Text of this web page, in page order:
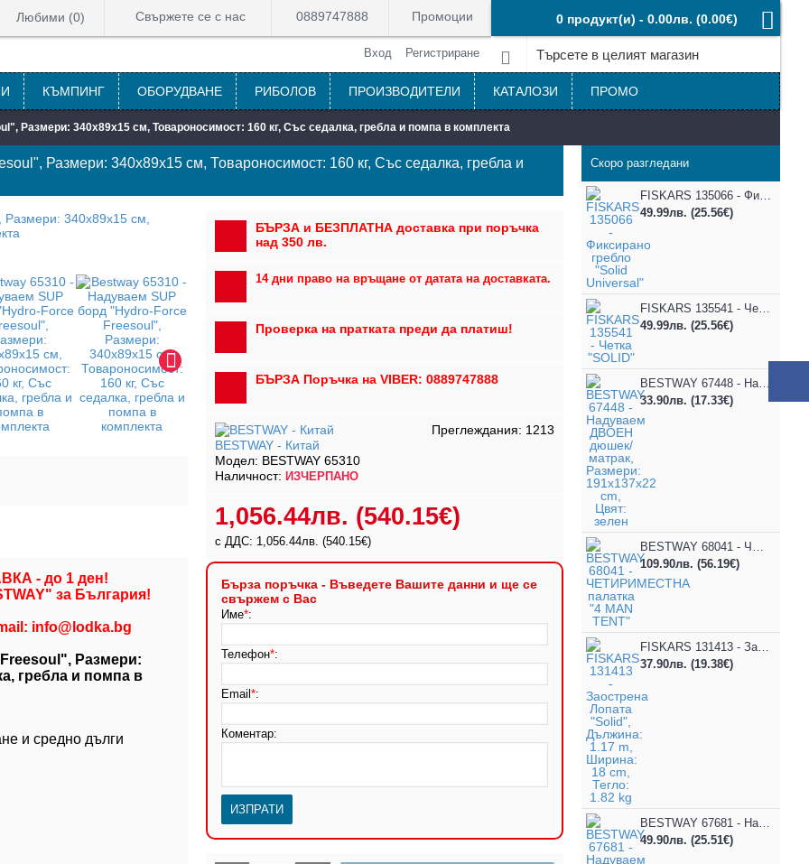
Любими (0) Свържете се с нас 0889747888 Промоции 0 продукт(и) - 0.00лв. (0.00€)
Вход Регистриране
КЪМПИНГ ОБОРУДВАНЕ РИБОЛОВ ПРОИЗВОДИТЕЛИ КАТАЛОЗИ ПРОМО
Размери: 340x89x15 см, Товароносимост: 160 кг, Със седалка, гребла и помпа в комплекта
Скоро разгледани
FISKARS 135066 - Фиксирано гребло "Solid Universal"
49.99лв. (25.56€)
FISKARS 135541 - Четка "SOLID"
49.99лв. (25.56€)
BESTWAY 67448 - Надуваем ДВОЕН дюшек/матрак, Размери: 191x137x22 cm, Цвят: зелен
33.90лв. (17.33€)
BESTWAY 68041 - ЧЕТИРИМЕСТНА палатка "4 MAN TENT"
109.90лв. (56.19€)
FISKARS 131413 - Заострена Лопата "Solid", Дължина: 1.17 m, Ширина: 18 cm, Тегло: 1.82 kg
37.90лв. (19.38€)
BESTWAY 67681 - Надуваем ДВОЕН дюшек/матрак "Blue Unisex", Размери: 191x137x30 cm, Цвят: син
49.90лв. (25.51€)
Размери: 340x89x15 см, Товароносимост: 160 кг, Със седалка, гребла и
- до 1 ден!
за България!
info@lodka.bg
Размери:
гребла и помпа в
и средно дълги
БЪРЗА и БЕЗПЛАТНА доставка при поръчка
над 350 лв.
14 дни право на връщане от датата на доставката.
Проверка на пратката преди да платиш!
БЪРЗА Поръчка на VIBER: 0889747888
Преглеждания: 1213
BESTWAY - Китай
Модел: BESTWAY 65310
Наличност: ИЗЧЕРПАНО
1,056.44лв. (540.15€)
с ДДС: 1,056.44лв. (540.15€)
Бърза поръчка - Въведете Вашите данни и ще се
свържем с Вас
Име*:
Телефон*:
Email *:
Коментар: